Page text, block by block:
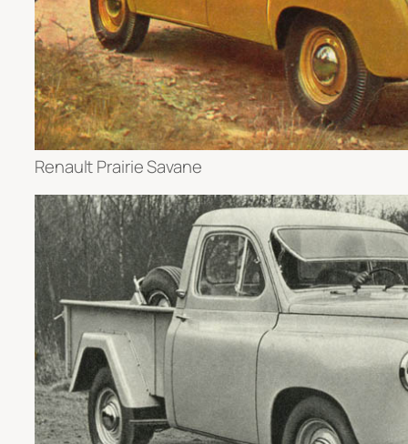
Renault Prairie Savane